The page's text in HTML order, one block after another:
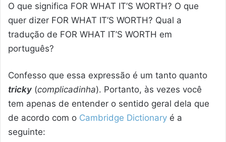
O que significa FOR WHAT IT’S WORTH? O que
quer dizer FOR WHAT IT’S WORTH? Qual a
tradução de FOR WHAT IT’S WORTH em
português?
Confesso que essa expressão é um tanto quanto
tricky (complicadinha). Portanto, às vezes você
tem apenas de entender o sentido geral dela que
de acordo com o Cambridge Dictionary é a
seguinte: